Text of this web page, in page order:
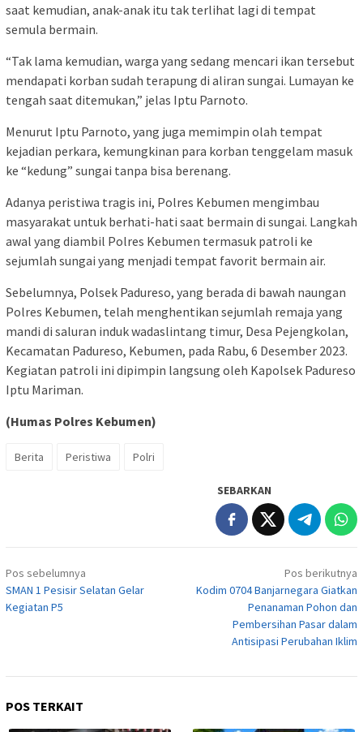
saat kemudian, anak-anak itu tak terlihat lagi di tempat
semula bermain.
“Tak lama kemudian, warga yang sedang mencari ikan tersebut
mendapati korban sudah terapung di aliran sungai. Lumayan ke
tengah saat ditemukan,” jelas Iptu Parnoto.
Menurut Iptu Parnoto, yang juga memimpin olah tempat
kejadian perkara, kemungkinan para korban tenggelam masuk
ke “kedung” sungai tanpa bisa berenang.
Adanya peristiwa tragis ini, Polres Kebumen mengimbau
masyarakat untuk berhati-hati saat bermain di sungai. Langkah
awal yang diambil Polres Kebumen termasuk patroli ke
sejumlah sungai yang menjadi tempat favorit bermain air.
Sebelumnya, Polsek Padureso, yang berada di bawah naungan
Polres Kebumen, telah menghentikan sejumlah remaja yang
mandi di saluran induk wadaslintang timur, Desa Pejengkolan,
Kecamatan Padureso, Kebumen, pada Rabu, 6 Desember 2023.
Kegiatan patroli ini dipimpin langsung oleh Kapolsek Padureso
Iptu Mariman.
(Humas Polres Kebumen)
Berita Peristiwa Polri
SEBARKAN
Navigasi
pos
Pos sebelumnya
SMAN 1 Pesisir Selatan Gelar
Kegiatan P5
Pos berikutnya
Kodim 0704 Banjarnegara Giatkan
Penanaman Pohon dan
Pembersihan Pasar dalam
Antisipasi Perubahan Iklim
POS TERKAIT